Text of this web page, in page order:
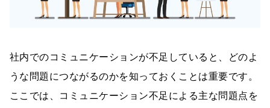
社内でのコミュニケーションが不足していると、どのよ
うな問題につながるのかを知っておくことは重要です。
ここでは、コミュニケーション不足による主な問題点を